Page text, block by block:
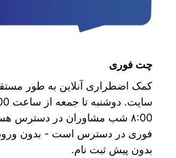
چت فوری
کمک اضطراری آنلاین به طور
۸:00 شب مشاوران در دسترس
فوری در دسترس است - بدون
بدون پیش ثبت نام.